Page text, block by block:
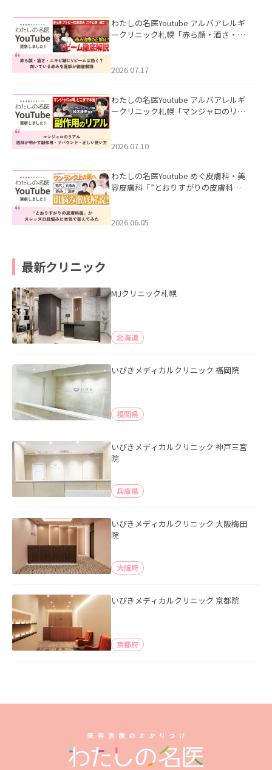
わたしの名医Youtube アルバアレルギ
ークリニック札幌「赤ら顔・酒さ・ニ
した。
2026.07.17
わたしの名医Youtube アルバアレルギ
ークリニック札幌「マンジャロのリア
た。
2026.07.10
わたしの名医Youtube めぐ皮膚科・美
容皮膚科「”とおりすがりの皮膚科
2026.06.05
最新クリニック
MJクリニック札幌
北海道
いびきメディカルクリニック 福岡院
福岡県
いびきメディカルクリニック 神戸三宮
院
兵庫県
いびきメディカルクリニック 大阪梅田
院
大阪府
いびきメディカルクリニック 京都院
京都府